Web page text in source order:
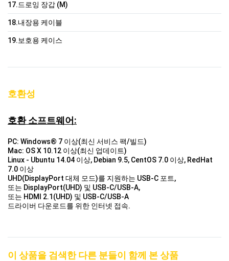
17.드로잉 장갑 (M)
18.내장용 케이블
19.보호용 케이스
호환성
호환 소프트웨어:
PC: Windows® 7 이상(최신 서비스 팩/빌드)
Mac: OS X 10.12 이상(최신 업데이트)
Linux - Ubuntu 14.04 이상, Debian 9.5, CentOS 7.0 이상, RedHat
7.0 이상
UHD(DisplayPort 대체 모드)를 지원하는 USB-C 포트,
또는 DisplayPort(UHD) 및 USB-C/USB-A,
또는 HDMI 2.1(UHD) 및 USB-C/USB-A
드라이버 다운로드를 위한 인터넷 접속.
이 상품을 검색한 다른 분들이 함께 본 상품